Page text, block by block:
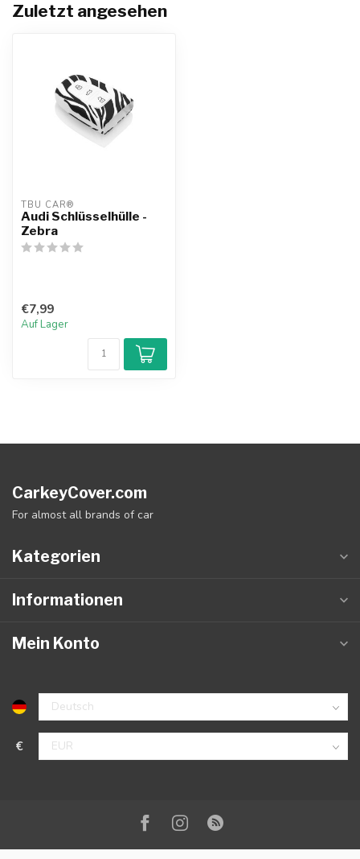
Zuletzt angesehen
TBU CAR®
Audi Schlüsselhülle -
Zebra
€7,99
Auf Lager
CarkeyCover.com
For almost all brands of car
Kategorien
Informationen
Mein Konto
€